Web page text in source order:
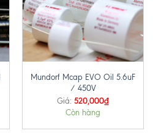
Mundorf Mcap EVO Oil 5.6uF
/ 450V
Giá: 520,000₫
Còn hàng